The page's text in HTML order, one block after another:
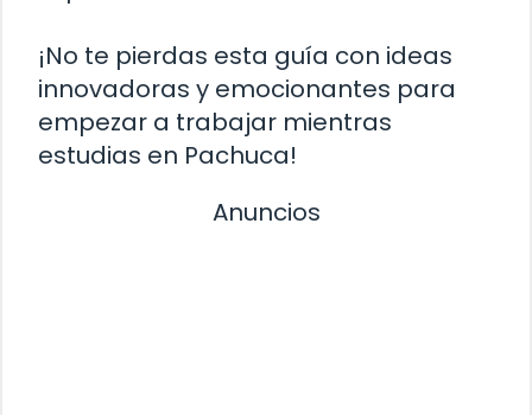
¡No te pierdas esta guía con ideas
innovadoras y emocionantes para
empezar a trabajar mientras
estudias en Pachuca!
Anuncios